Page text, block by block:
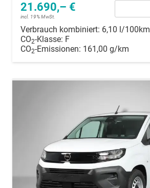
21.690,– €
incl. 19% MwSt.
Verbrauch kombiniert: 6,10 l/100km
CO2-Klasse: F
CO2-Emissionen: 161,00 g/km